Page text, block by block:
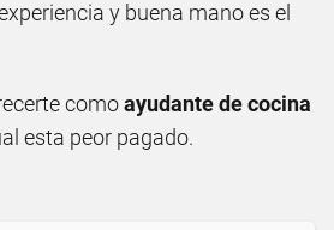
y buena mano es el
comoayudante de cocina
esta peor pagado.